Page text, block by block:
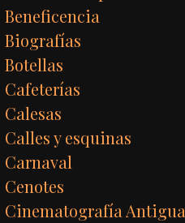
Beneficencia
Biografías
Botellas
Cafeterías
Calesas
Calles y esquinas
Carnaval
Cenotes
Cinematografía Antigua